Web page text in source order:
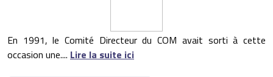
En 1991, le Comité Directeur du COM avait sorti à cette
occasion une.... Lire la suite ici